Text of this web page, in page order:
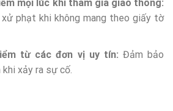
mọi lúc khi tham gia giao thông:
xử phạt khi không mang theo giấy tờ
từ các đơn vị uy tín: Đảm bảo
xảy ra sự cố.